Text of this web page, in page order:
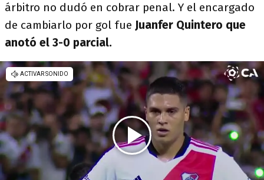
árbitro no dudó en cobrar penal. Y el encargado
de cambiarlo por gol fue Juanfer Quintero que
anotó el 3-0 parcial.